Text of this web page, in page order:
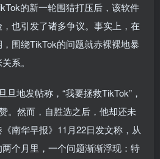
的新一轮围猎打压后，该软件
也引发了诸多争议。事实上，在
围绕TikTok的问题就赤裸裸地暴
系。
地发帖称，“我要拯救TikTok”，
。然而，自胜选之后，他却还未
南华早报》11月22日发文称，从
个月里，一个问题渐渐浮现：特